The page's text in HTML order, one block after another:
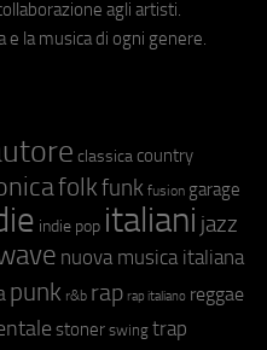
agli artisti.
e la musica di ogni genere.
classica country
folkfunk fusion garage
indie pop italiani jazz
nuova musica italiana
punk r&b rap rap italiano reggae
stoner swing trap